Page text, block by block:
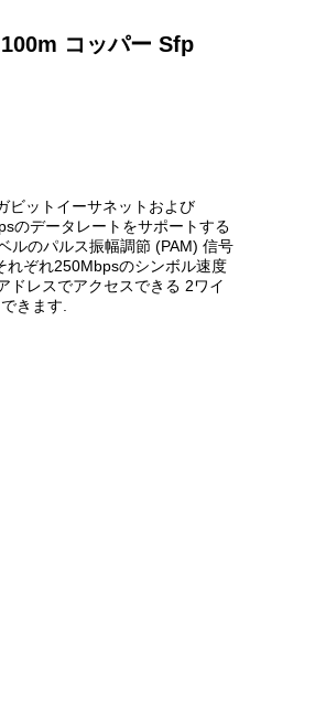
コッパー Sfp
ビットイーサネットおよび
のデータレートをサポートする
ルのパルス振幅調節 (PAM) 信号
れぞれ250Mbpsのシンボル速度
ドレスでアクセスできる 2ワイ
きます.